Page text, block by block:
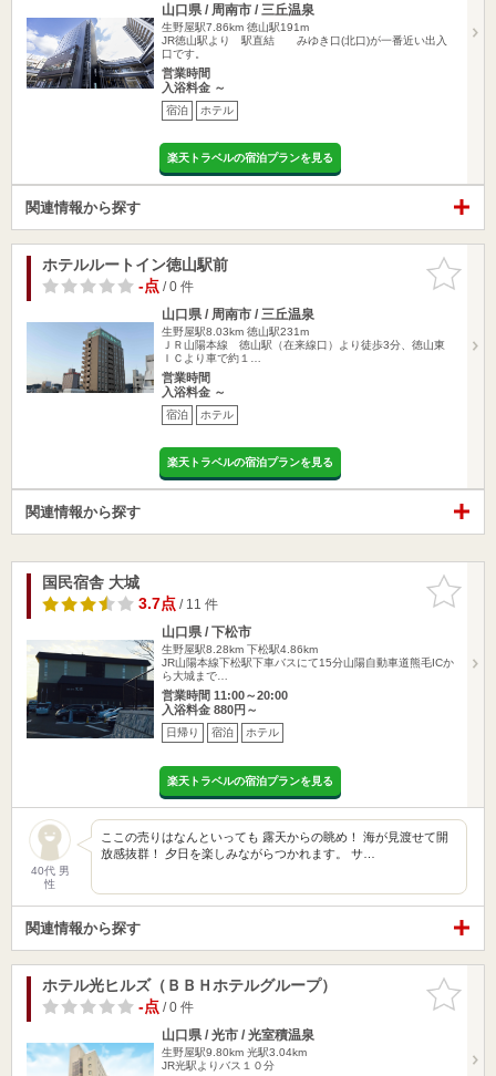
山口県 / 周南市 / 三丘温泉
生野屋駅7.86km 徳山駅191m
JR徳山駅より 駅直結 みゆき口(北口)が一番近い出入
口です。
営業時間
入浴料金 ～
宿泊 ホテル
楽天トラベルの宿泊プランを見る
関連情報から探す
お気に入
りに追加
ホテルルートイン徳山駅前
-点/ 0 件
山口県 / 周南市 / 三丘温泉
生野屋駅8.03km 徳山駅231m
ＪＲ山陽本線 徳山駅（在来線口）より徒歩3分、徳山東
ＩＣより車で約１…
営業時間
入浴料金 ～
宿泊 ホテル
楽天トラベルの宿泊プランを見る
関連情報から探す
お気に入
りに追加
国民宿舎 大城
3.7点/ 11 件
山口県 / 下松市
生野屋駅8.28km 下松駅4.86km
JR山陽本線下松駅下車バスにて15分山陽自動車道熊毛ICか
ら大城まで…
営業時間 11:00～20:00
入浴料金 880円～
日帰り 宿泊 ホテル
楽天トラベルの宿泊プランを見る
40代 男
性
ここの売りはなんといっても 露天からの眺め！ 海が見渡せて開
放感抜群！ 夕日を楽しみながらつかれます。 サ…
関連情報から探す
お気に入
りに追加
ホテル光ヒルズ（ＢＢＨホテルグループ）
-点/ 0 件
山口県 / 光市 / 光室積温泉
生野屋駅9.80km 光駅3.04km
JR光駅よりバス１０分